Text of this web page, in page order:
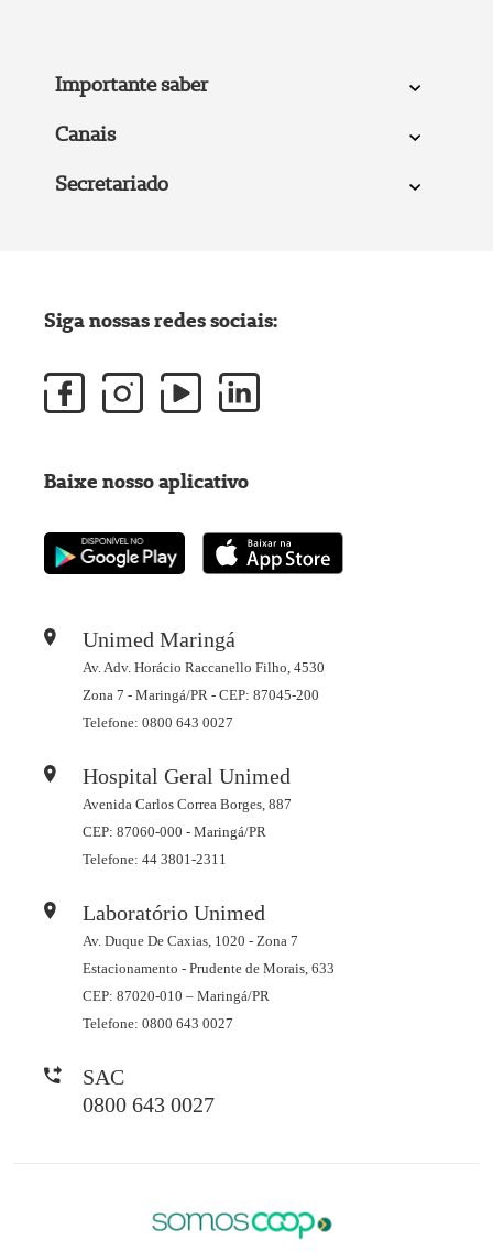
Importante saber
Canais
Secretariado
Unimed Maringá
Av. Adv. Horácio Raccanello Filho, 4530
Zona 7 - Maringá/PR - CEP: 87045-200
Telefone: 0800 643 0027
Hospital Geral Unimed
Avenida Carlos Correa Borges, 887
CEP: 87060-000 - Maringá/PR
Telefone: 44 3801-2311
Laboratório Unimed
Av. Duque De Caxias, 1020 - Zona 7
Estacionamento - Prudente de Morais, 633
CEP: 87020-010 – Maringá/PR
Telefone: 0800 643 0027
SAC
0800 643 0027
Siga nossas redes sociais:
Baixe nosso aplicativo